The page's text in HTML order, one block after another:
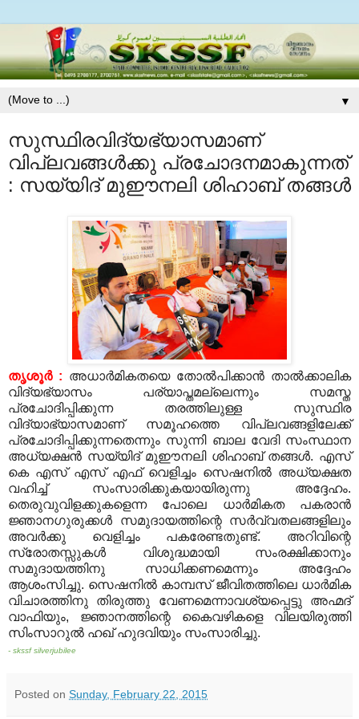
▼
സുസ്ഥിരവിദ്യഭ്യാസമാണ്
വിപ്ലവങ്ങള്‍ക്കു പ്രചോദനമാകുന്നത്
: സയ്യിദ് മുഈനലി ശിഹാബ് തങ്ങള്‍
തൃശൂര്‍ : അധാര്‍മികതയെ തോല്‍പിക്കാന്‍ താല്‍ക്കാലിക
വിദ്യഭ്യാസം പര്യാപ്തമല്ലെന്നും സമസ്ത
പ്രചോദിപ്പിക്കുന്ന തരത്തിലുള്ള സുസ്ഥിര
വിദ്യാഭ്യാസമാണ് സമൂഹത്തെ വിപ്ലവങ്ങളിലേക്ക്
പ്രചോദിപ്പിക്കുന്നതെന്നും സുന്നി ബാല വേദി സംസ്ഥാന
അധ്യക്ഷന്‍ സയ്യിദ് മുഈനലി ശിഹാബ് തങ്ങള്‍. എസ്
കെ എസ് എസ് എഫ് വെളിച്ചം സെഷനില്‍ അധ്യക്ഷത
വഹിച്ച് സംസാരിക്കുകയായിരുന്നു അദ്ദേഹം.
തെരുവുവിളക്കുകളെന്ന പോലെ ധാര്‍മികത പകരാന്‍
ജ്ഞാനഗുരുക്കള്‍ സമുദായത്തിന്റെ സര്‍വ്വതലങ്ങളിലും
അവര്‍ക്കു വെളിച്ചം പകരേണ്ടതുണ്ട്. അറിവിന്റെ
സ്രോതസ്സുകള്‍ വിശുദ്ധമായി സംരക്ഷിക്കാനും
സമുദായത്തിനു സാധിക്കണമെന്നും അദ്ദേഹം
ആശംസിച്ചു. സെഷനില്‍ കാമ്പസ് ജീവിതത്തിലെ ധാര്‍മിക
വിചാരത്തിനു തിരുത്തു വേണമെന്നാവശ്യപ്പെട്ടു അഹ്മദ്
വാഫിയും, ജ്ഞാനത്തിന്റെ കൈവഴികളെ വിലയിരുത്തി
സിംസാറുല്‍ ഹഖ് ഹുദവിയും സംസാരിച്ചു.
- skssf silverjubilee
Posted on Sunday, February 22, 2015